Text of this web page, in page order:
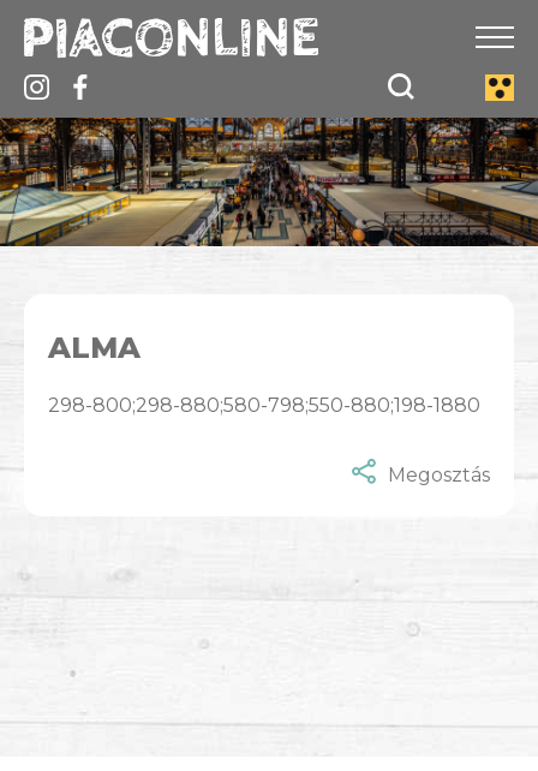
ALMA
298-800;298-880;580-798;550-880;198-1880
Megosztás